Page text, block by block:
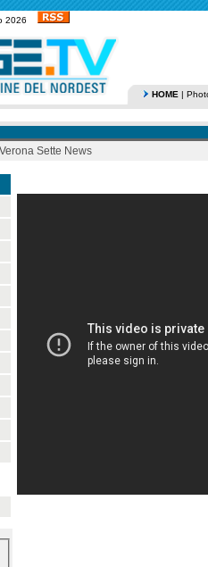
2026
HOME |
Verona Sette News